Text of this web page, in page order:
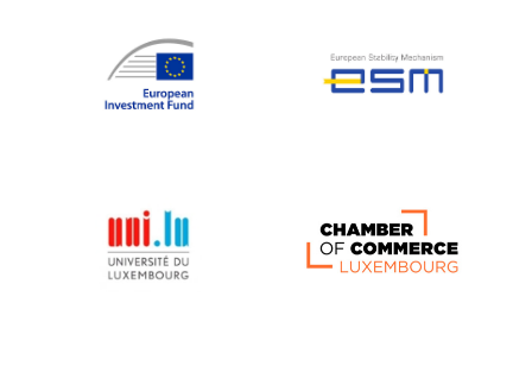
Klaus-Heiner Lehne
Koen LENAERTS
Lars Heikensten
Lucas Papademos
Máire Geoghegan-Quinn